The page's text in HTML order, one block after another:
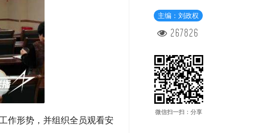
作形势，并组织全员观看安
主编：刘政权
267826
微信扫一扫：分享